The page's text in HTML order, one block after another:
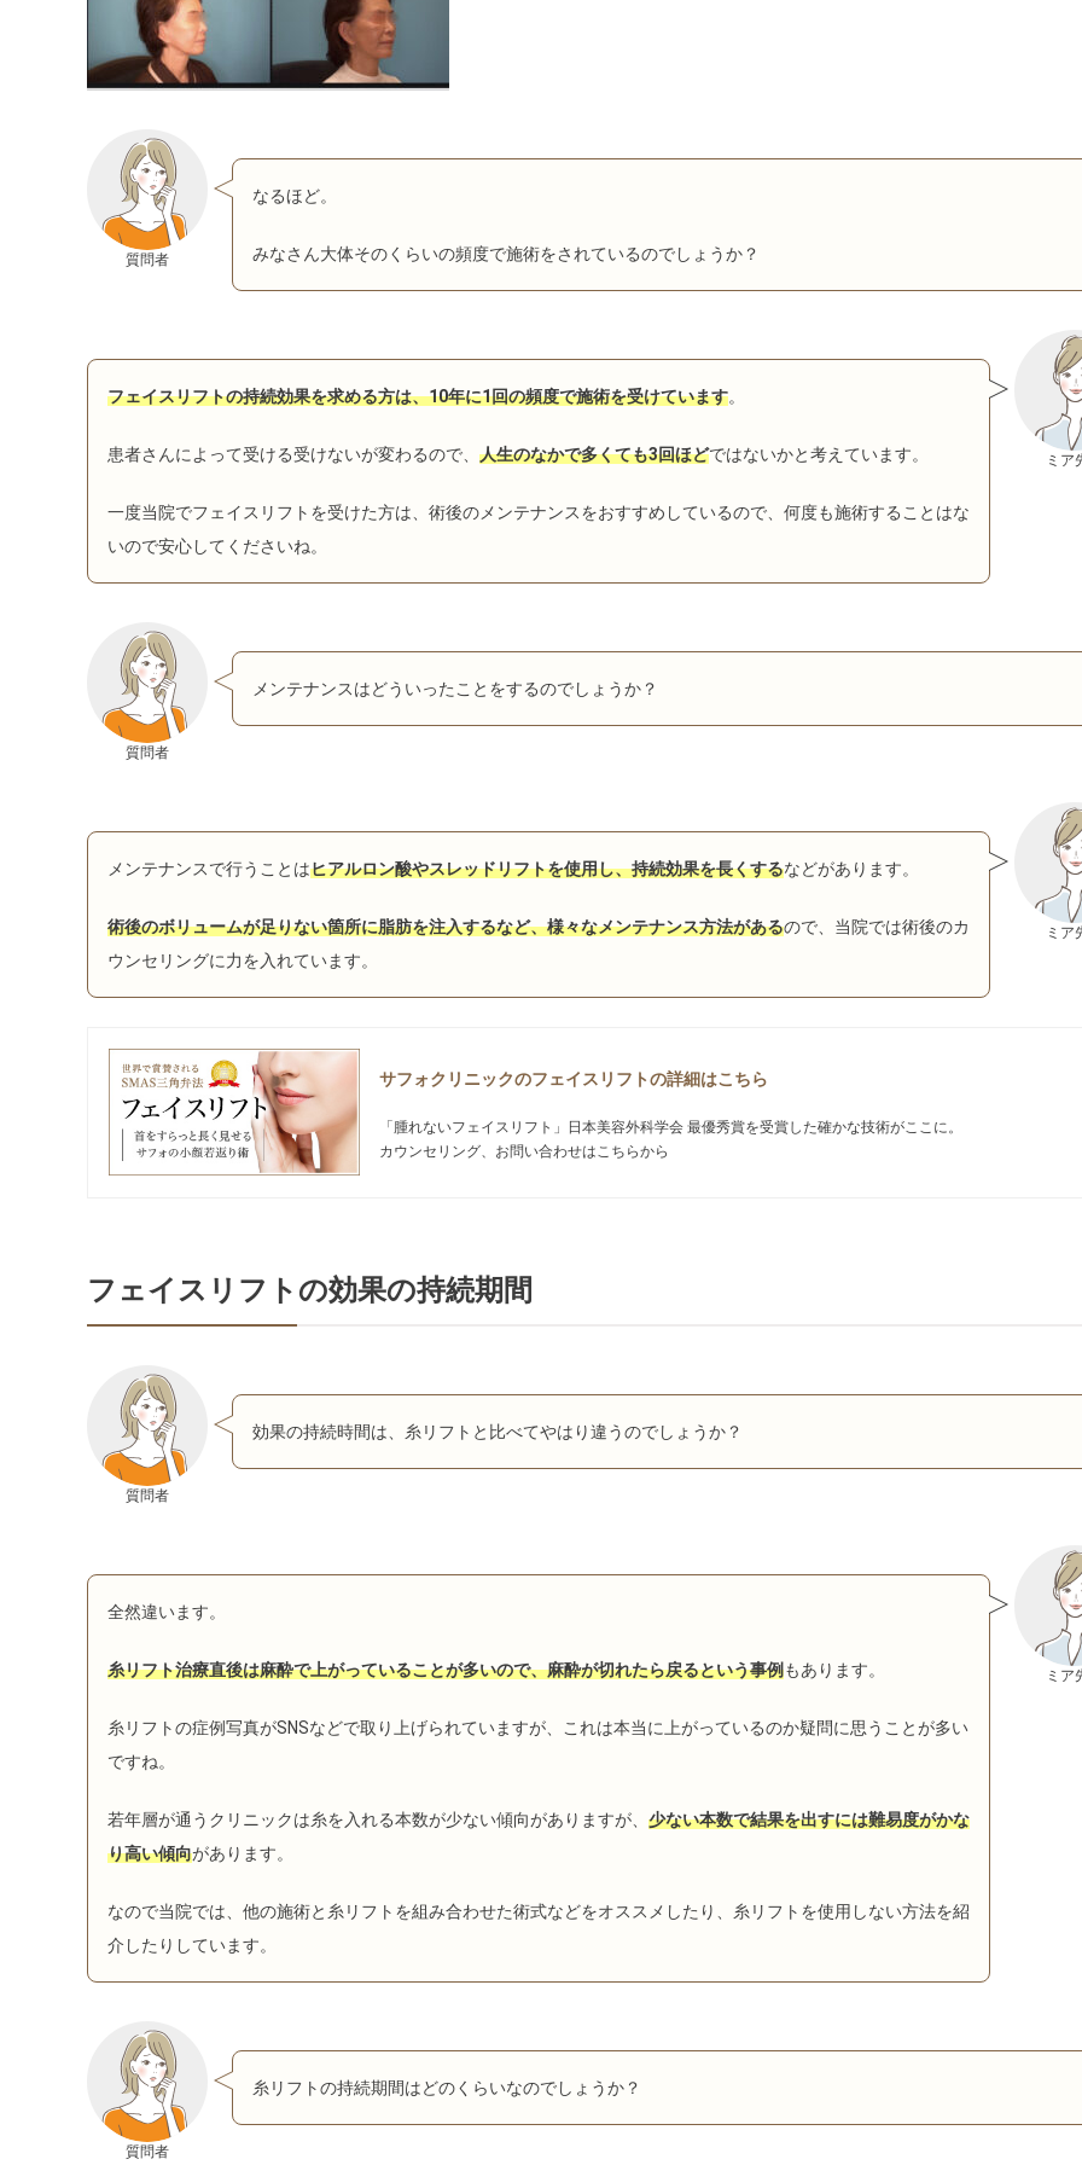
質問者
なるほど。
みなさん大体そのくらいの頻度で施術をされているのでしょうか？
ミア
フェイスリフトの持続効果を求める方は、10年に1回の頻度で施術を受けています。
患者さんによって受ける受けないが変わるので、 人生のなかで多くても3回ほどではないかと考えています。
一度当院でフェイスリフトを受けた方は、術後のメンテナンスをおすすめしているので、何度も施術することはな
いので安心してくださいね。
質問者
メンテナンスはどういったことをするのでしょうか？
ミア
メンテナンスで行うことはヒアルロン酸やスレッドリフトを使用し、持続効果を長くするなどがあります。
術後のボリュームが足りない箇所に脂肪を注入するなど、様々なメンテナンス方法があるので、当院では術後のカ
ウンセリングに力を入れています。
サフォクリニックのフェイスリフトの詳細はこちら
「腫れないフェイスリフト」日本美容外科学会 最優秀賞を受賞した確かな技術がここに。
カウンセリング、お問い合わせはこちらから
フェイスリフトの効果の持続期間
質問者
効果の持続時間は、糸リフトと比べてやはり違うのでしょうか？
ミア
全然違います。
糸リフト治療直後は麻酔で上がっていることが多いので、麻酔が切れたら戻るという事例もあります。
糸リフトの症例写真がSNSなどで取り上げられていますが、これは本当に上がっているのか疑問に思うことが多い
ですね。
若年層が通うクリニックは糸を入れる本数が少ない傾向がありますが、 少ない本数で結果を出すには難易度がかな
り高い傾向があります。
なので当院では、他の施術と糸リフトを組み合わせた術式などをオススメしたり、糸リフトを使用しない方法を紹
介したりしています。
質問者
糸リフトの持続期間はどのくらいなのでしょうか？